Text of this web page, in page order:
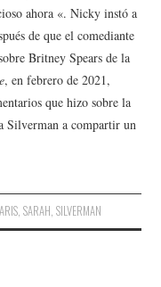
ahora «. Nicky instó a
de que el comediante
Britney Spears de la
, en febrero de 2021,
que hizo sobre la
Silverman a compartir un
, SARAH, SILVERMAN